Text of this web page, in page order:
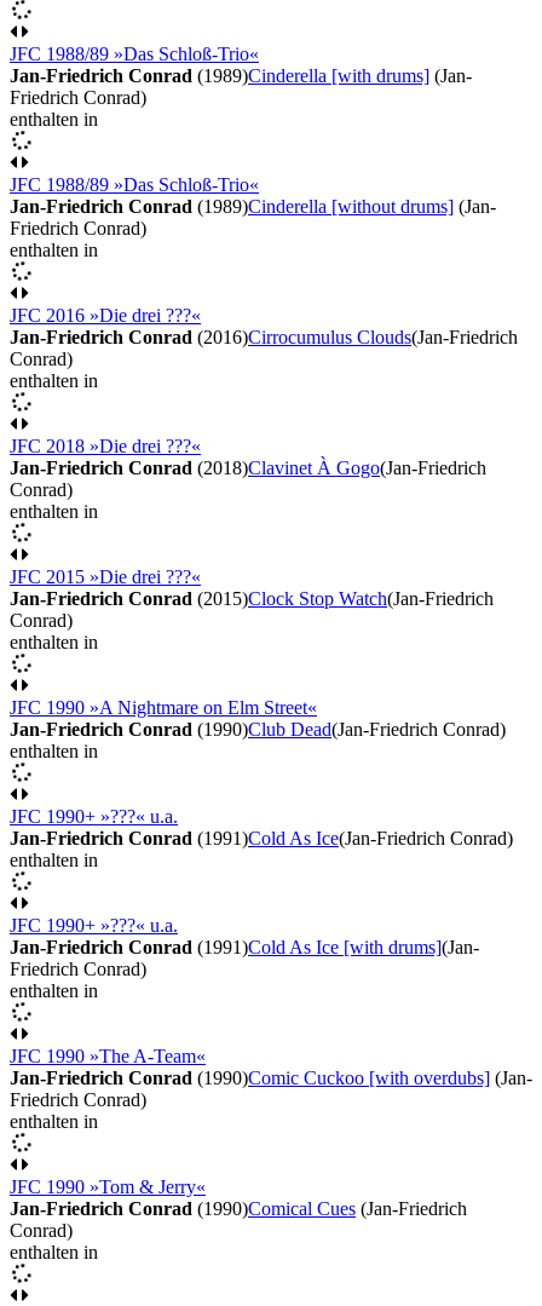
JFC 1988/89 »Das Schloß-Trio«
Jan-Friedrich Conrad (1989)Cinderella [with drums] (Jan-
Friedrich Conrad)
enthalten in
JFC 1988/89 »Das Schloß-Trio«
Jan-Friedrich Conrad (1989)Cinderella [without drums] (Jan-
Friedrich Conrad)
enthalten in
JFC 2016 »Die drei ???«
Jan-Friedrich Conrad (2016)Cirrocumulus Clouds(Jan-Friedrich
Conrad)
enthalten in
JFC 2018 »Die drei ???«
Jan-Friedrich Conrad (2018)Clavinet À Gogo(Jan-Friedrich
Conrad)
enthalten in
JFC 2015 »Die drei ???«
Jan-Friedrich Conrad (2015)Clock Stop Watch(Jan-Friedrich
Conrad)
enthalten in
JFC 1990 »A Nightmare on Elm Street«
Jan-Friedrich Conrad (1990)Club Dead(Jan-Friedrich Conrad)
enthalten in
JFC 1990+ »???« u.a.
Jan-Friedrich Conrad (1991)Cold As Ice(Jan-Friedrich Conrad)
enthalten in
JFC 1990+ »???« u.a.
Jan-Friedrich Conrad (1991)Cold As Ice [with drums](Jan-
Friedrich Conrad)
enthalten in
JFC 1990 »The A-Team«
Jan-Friedrich Conrad (1990)Comic Cuckoo [with overdubs] (Jan-
Friedrich Conrad)
enthalten in
JFC 1990 »Tom & Jerry«
Jan-Friedrich Conrad (1990)Comical Cues (Jan-Friedrich
Conrad)
enthalten in